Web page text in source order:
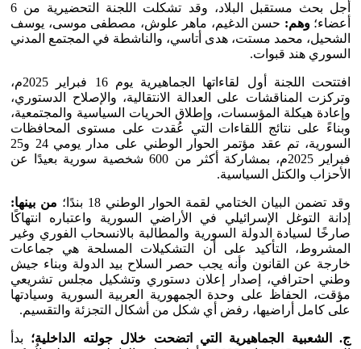
أجل بحث مستقبل البلاد، وقد تشكلت اللجنة التحضيرية من 6
أعضاء؛وهم: حسن الدغيم، ماهر علوش، مصطفى موسى، يوسف
الشحيل، محمد مستت، هدى أتاسي، والناشطة في المجتمع المدني
السوري هند قبوات.
افتتحت اللجنة أول لقاءاتها الجماهيرية يوم 16 فبراير 2025م،
وتركزت المناقشات على العدالة الانتقالية، والإصلاح الدستوري،
وإعادة هيكلة المؤسسات، وإطلاق الحريات السياسية والمجتمعية،
وبناءً على نتائج اللقاءات التي عُقدت على مستوى المحافظات
السورية، تم عقد مؤتمر الحوار الوطني على مدار يومي 24 و25
فبراير 2025م، بمشاركة أكثر من 600 شخصية سورية بعيدًا عن
الأحزاب والكتل السياسية.
وقد تضمن البيان الختامي لقمة الحوار الوطني 18 بندًا؛
من بينها:
إدانة التوغل الإسرائيلي في الأراضي السورية واعتباره انتهاكًا
صارخًا لسيادة الدولة السورية والمطالبة بالانسحاب الفوري وغير
المشروط، التأكيد على أن التشكيلات المسلحة هي جماعات
خارجة عن القانون وأنه يجب حصر السلاح بيد الدولة وبناء جيش
وطني احترافي، إصدار إعلان دستوري وتشكيل مجلس تشريعي
مؤقت، الحفاظ على وحدة الجمهورية العربية السورية وسيادتها
على كامل أراضيها، رفض أي شكل من أشكال التجزئة والتقسيم.
ج. الشعبية الجماهيرية التي اتضحت خلال جولته الداخلية؛ بدأ